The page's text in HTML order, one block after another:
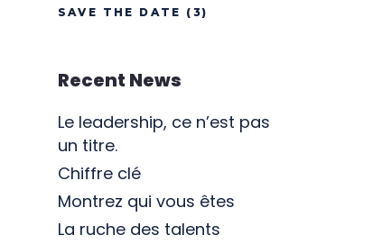
SAVE THE DATE (3)
Recent News
Le leadership, ce n’est pas
un titre.
Chiffre clé
Montrez qui vous êtes
La ruche des talents